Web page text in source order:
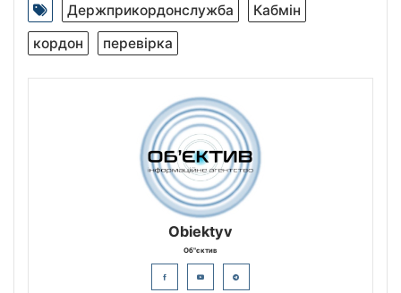
Держприкордонслужба
Кабмін
кордон
перевірка
Obiektyv
Об"єктив